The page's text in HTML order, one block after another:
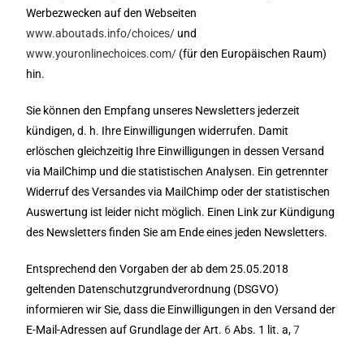
Werbezwecken auf den Webseiten
www.aboutads.info/choices/ und
www.youronlinechoices.com/ (für den Europäischen Raum)
hin.
Sie können den Empfang unseres Newsletters jederzeit
kündigen, d. h. Ihre Einwilligungen widerrufen. Damit
erlöschen gleichzeitig Ihre Einwilligungen in dessen Versand
via MailChimp und die statistischen Analysen. Ein getrennter
Widerruf des Versandes via MailChimp oder der statistischen
Auswertung ist leider nicht möglich. Einen Link zur Kündigung
des Newsletters finden Sie am Ende eines jeden Newsletters.
Entsprechend den Vorgaben der ab dem 25.05.2018
geltenden Datenschutzgrundverordnung (DSGVO)
informieren wir Sie, dass die Einwilligungen in den Versand der
E-Mail-Adressen auf Grundlage der Art. 6Abs. 1 lit. a,7